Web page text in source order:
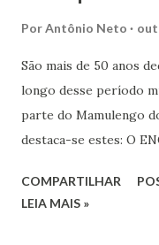
PorAntônio Neto
São mais de 50 anos
longo desse período
parte do Mamulengo
destaca-se estes: O
PACARÚ SIMÃO
COMPARTILHAR
LEIA MAIS »